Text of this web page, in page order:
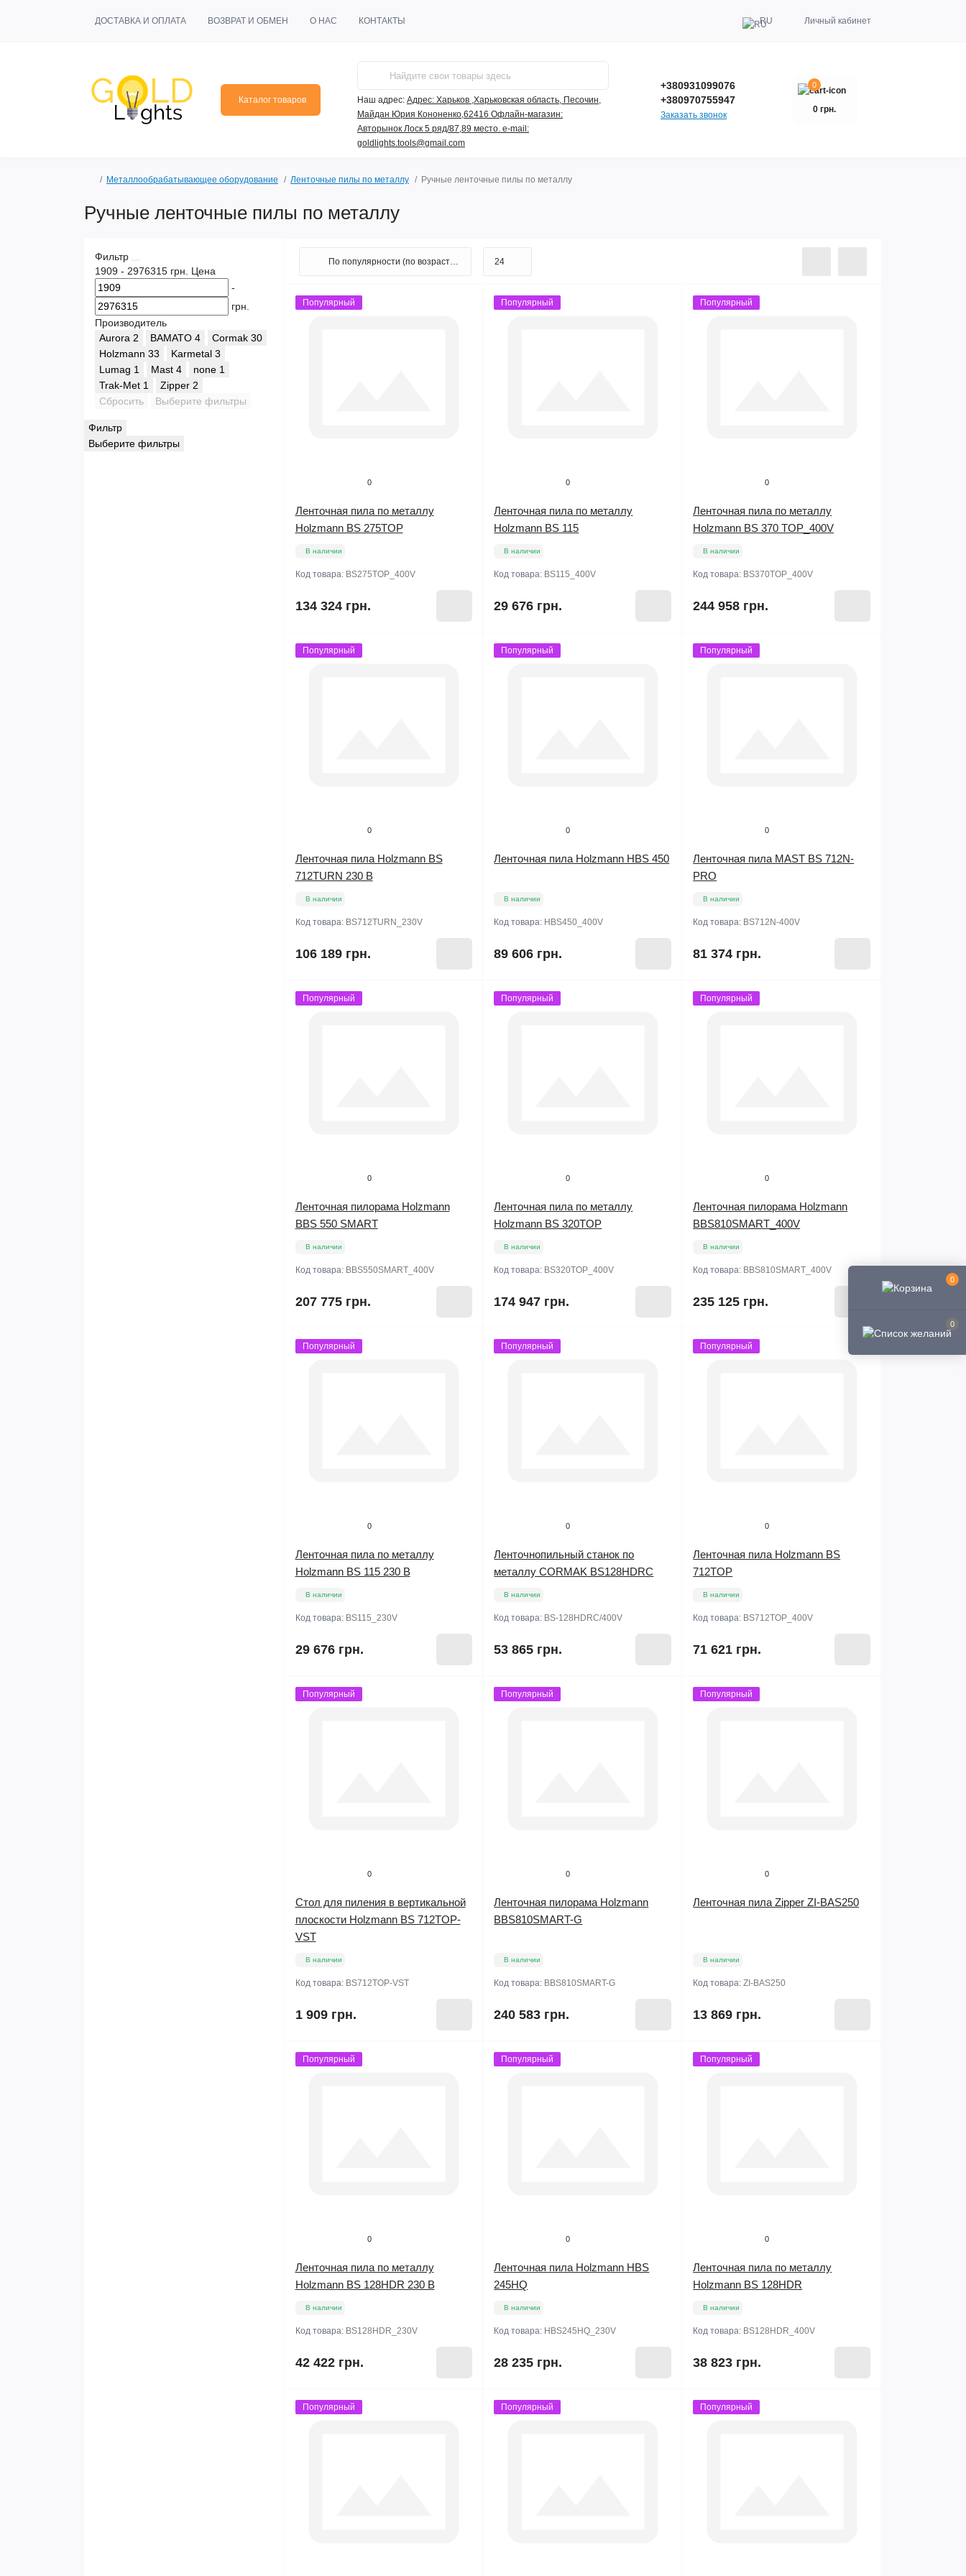
0
0
ДОСТАВКА И ОПЛАТА ВОЗВРАТ И ОБМЕН О НАС КОНТАКТЫ RU Личный кабинет
Каталог товаров Наш адрес: Адрес: Харьков ,Харьковская область, Песочин,
Майдан Юрия Кононенко,62416 Офлайн-магазин:
Авторынок Лоск 5 ряд/87,89 место. e-mail:
goldlights.tools@gmail.com
+380931099076
+380970755947
Заказать звонок
0
0 грн.
Металлообрабатывающее оборудование Ленточные пилы по металлу Ручные ленточные пилы по металлу
Ручные ленточные пилы по металлу
Фильтр
1909 - 2976315 грн. Цена
-
грн.
Производитель
Aurora 2 BAMATO 4 Cormak 30
Holzmann 33 Karmetal 3
Lumag 1 Mast 4 none 1
Trak-Met 1 Zipper 2
Сбросить
Выберите фильтры
Фильтр
Выберите фильтры
Популярный
0
Ленточная пила по металлу
Holzmann BS 275TOP
В наличии
Код товара: BS275TOP_400V
134 324 грн.
Популярный
0
Ленточная пила по металлу
Holzmann BS 115
В наличии
Код товара: BS115_400V
29 676 грн.
Популярный
0
Ленточная пила по металлу
Holzmann BS 370 TOP_400V
В наличии
Код товара: BS370TOP_400V
244 958 грн.
Популярный
0
Ленточная пила Holzmann BS
712TURN 230 В
В наличии
Код товара: BS712TURN_230V
106 189 грн.
Популярный
0
Ленточная пила Holzmann HBS 450
В наличии
Код товара: HBS450_400V
89 606 грн.
Популярный
0
Ленточная пила MAST BS 712N-
PRO
В наличии
Код товара: BS712N-400V
81 374 грн.
Популярный
0
Ленточная пилорама Holzmann
BBS 550 SMART
В наличии
Код товара: BBS550SMART_400V
207 775 грн.
Популярный
0
Ленточная пила по металлу
Holzmann BS 320TOP
В наличии
Код товара: BS320TOP_400V
174 947 грн.
Популярный
0
Ленточная пилорама Holzmann
BBS810SMART_400V
В наличии
Код товара: BBS810SMART_400V
235 125 грн.
Популярный
0
Ленточная пила по металлу
Holzmann BS 115 230 В
В наличии
Код товара: BS115_230V
29 676 грн.
Популярный
0
Ленточнопильный станок по
металлу CORMAK BS128HDRC
В наличии
Код товара: BS-128HDRC/400V
53 865 грн.
Популярный
0
Ленточная пила Holzmann BS
712TOP
В наличии
Код товара: BS712TOP_400V
71 621 грн.
Популярный
0
Стол для пиления в вертикальной
плоскости Holzmann BS 712TOP-
VST
В наличии
Код товара: BS712TOP-VST
1 909 грн.
Популярный
0
Ленточная пилорама Holzmann
BBS810SMART-G
В наличии
Код товара: BBS810SMART-G
240 583 грн.
Популярный
0
Ленточная пила Zipper ZI-BAS250
В наличии
Код товара:ZI-BAS250
13 869 грн.
Популярный
0
Ленточная пила по металлу
Holzmann BS 128HDR 230 В
В наличии
Код товара: BS128HDR_230V
42 422 грн.
Популярный
0
Ленточная пила Holzmann HBS
245HQ
В наличии
Код товара: HBS245HQ_230V
28 235 грн.
Популярный
0
Ленточная пила по металлу
Holzmann BS 128HDR
В наличии
Код товара: BS128HDR_400V
38 823 грн.
Популярный Популярный Популярный